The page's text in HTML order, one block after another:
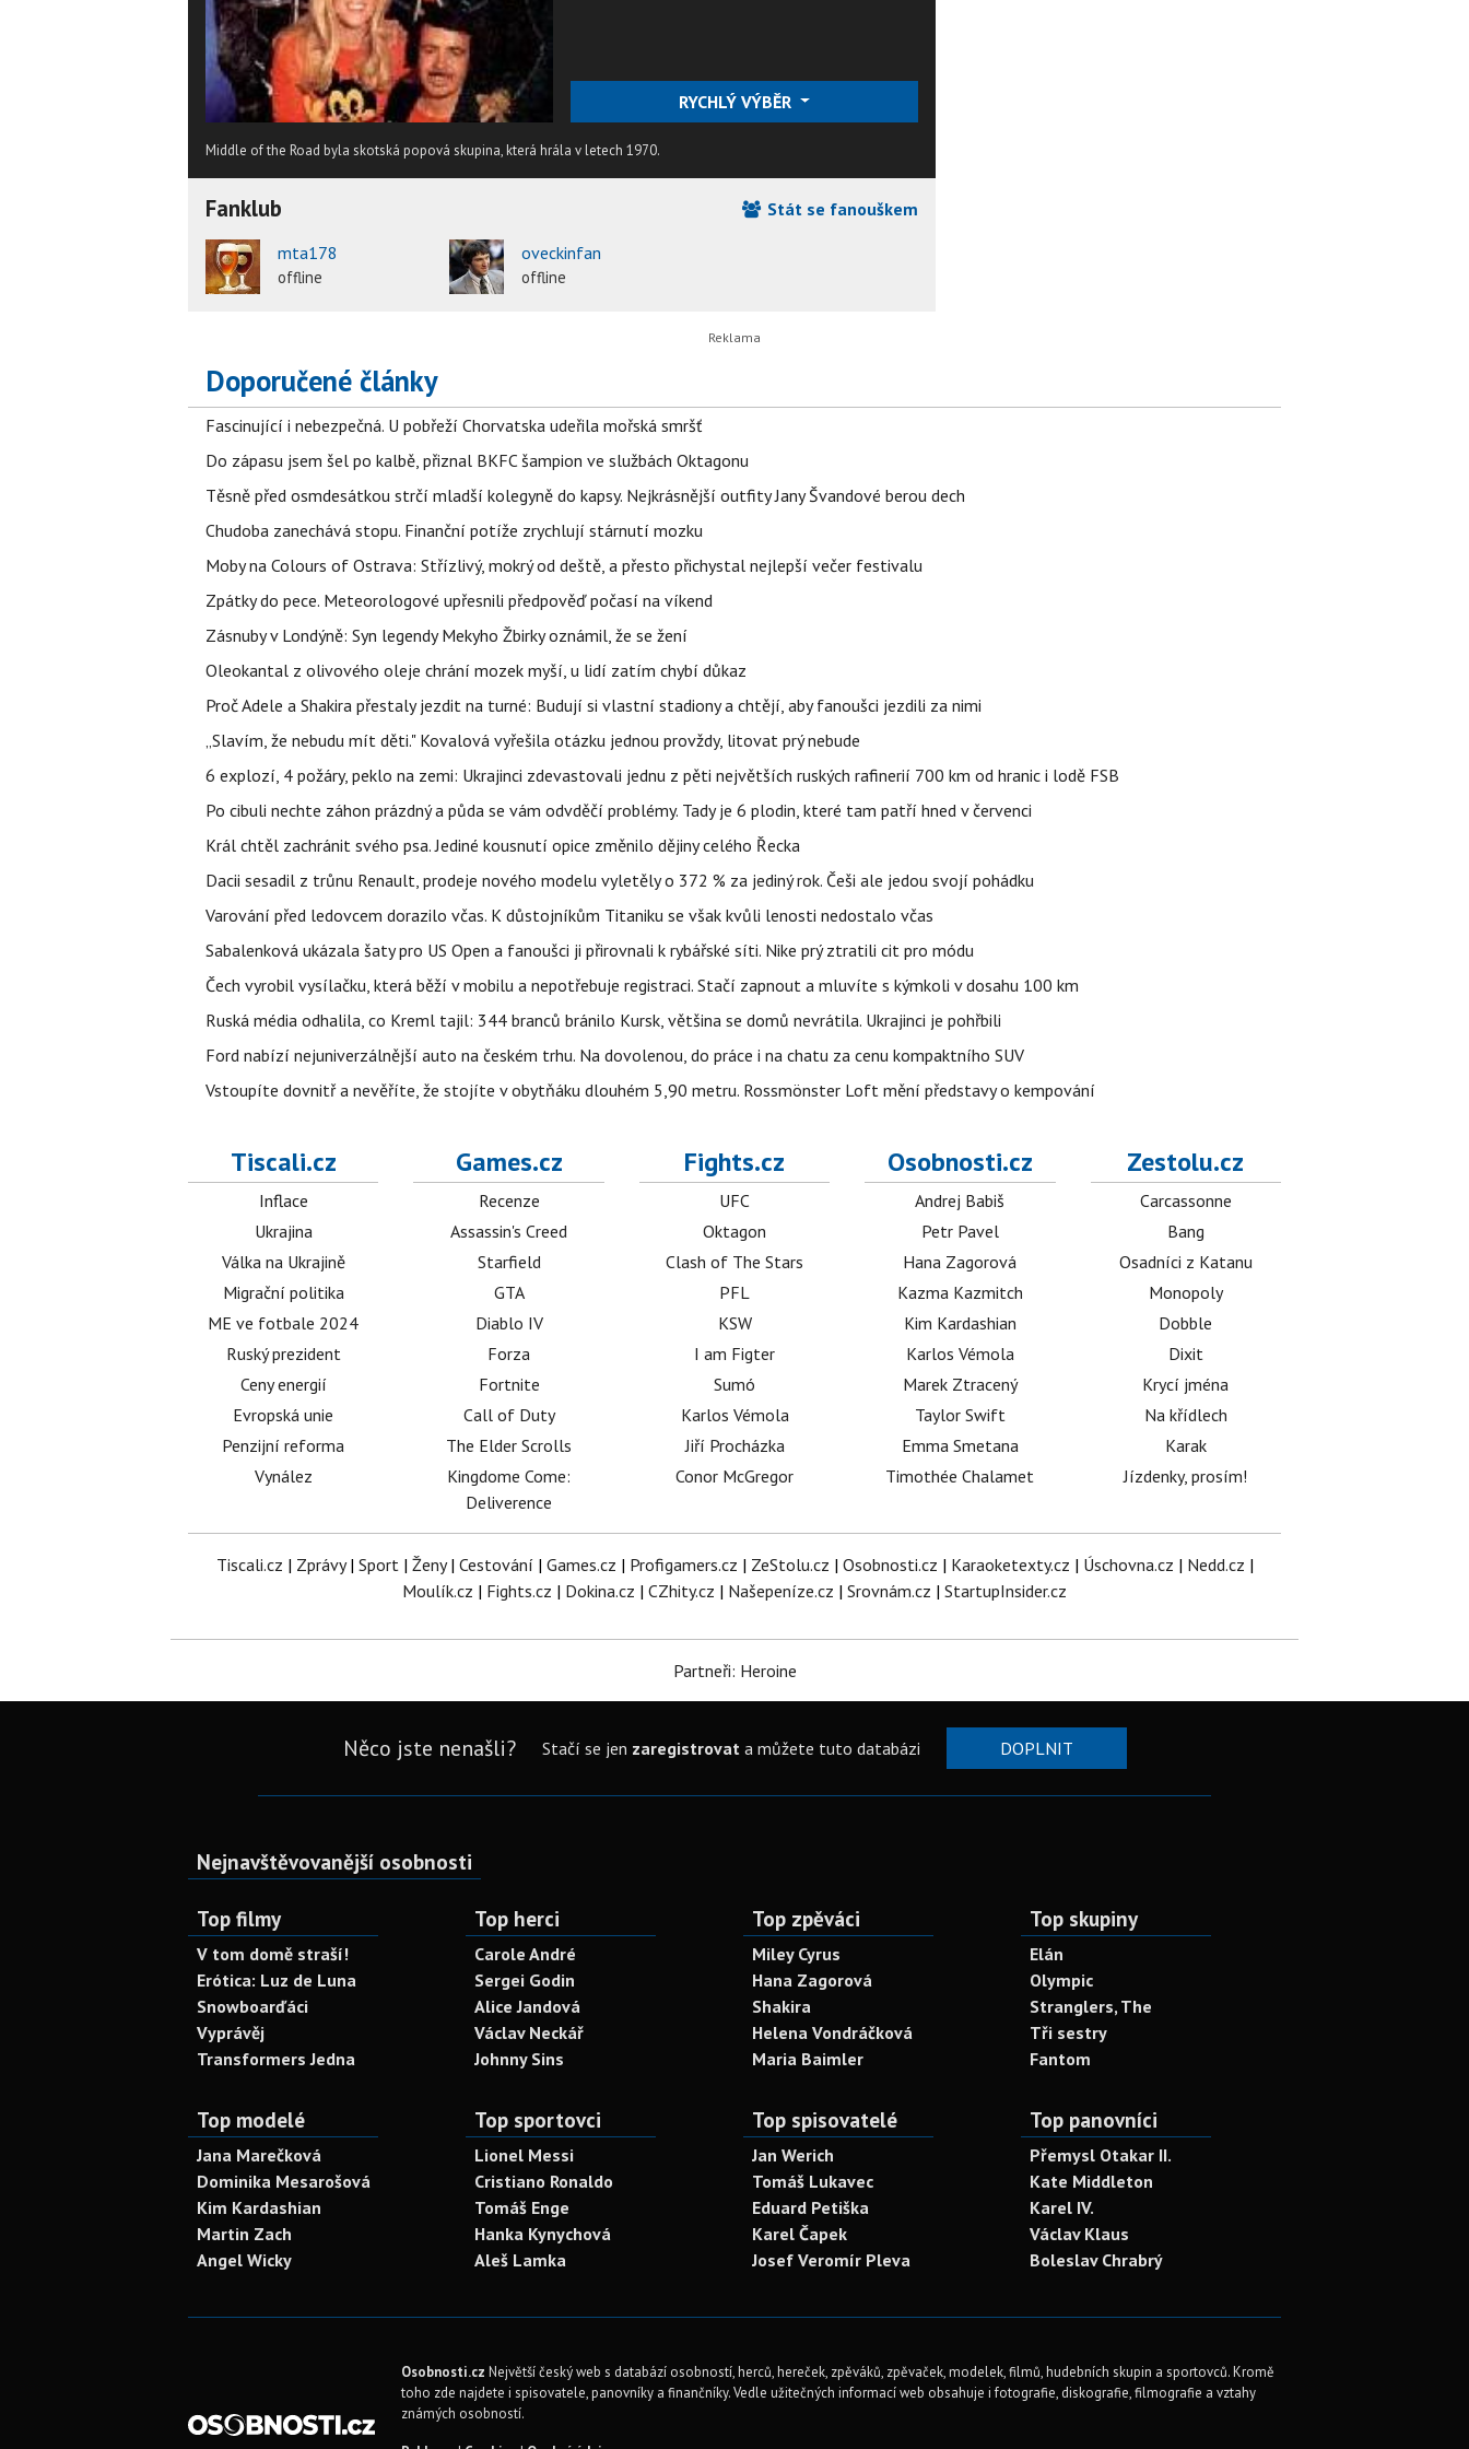
RYCHLÝ VÝBĚR
Middle of the Road byla skotská popová skupina, která hrála v letech 1970.
Fanklub
Stát se fanouškem
mta178
offline
oveckinfan
offline
Doporučené články
Fascinující i nebezpečná. U pobřeží Chorvatska udeřila mořská smršť
Do zápasu jsem šel po kalbě, přiznal BKFC šampion ve službách Oktagonu
Těsně před osmdesátkou strčí mladší kolegyně do kapsy. Nejkrásnější outfity Jany Švandové berou dech
Chudoba zanechává stopu. Finanční potíže zrychlují stárnutí mozku
Moby na Colours of Ostrava: Střízlivý, mokrý od deště, a přesto přichystal nejlepší večer festivalu
Zpátky do pece. Meteorologové upřesnili předpověď počasí na víkend
Zásnuby v Londýně: Syn legendy Mekyho Žbirky oznámil, že se žení
Oleokantal z olivového oleje chrání mozek myší, u lidí zatím chybí důkaz
Proč Adele a Shakira přestaly jezdit na turné: Budují si vlastní stadiony a chtějí, aby fanoušci jezdili za nimi
„Slavím, že nebudu mít děti." Kovalová vyřešila otázku jednou provždy, litovat prý nebude
6 explozí, 4 požáry, peklo na zemi: Ukrajinci zdevastovali jednu z pěti největších ruských rafinerií 700 km od hranic i lodě FSB
Po cibuli nechte záhon prázdný a půda se vám odvděčí problémy. Tady je 6 plodin, které tam patří hned v červenci
Král chtěl zachránit svého psa. Jediné kousnutí opice změnilo dějiny celého Řecka
Dacii sesadil z trůnu Renault, prodeje nového modelu vyletěly o 372 % za jediný rok. Češi ale jedou svojí pohádku
Varování před ledovcem dorazilo včas. K důstojníkům Titaniku se však kvůli lenosti nedostalo včas
Sabalenková ukázala šaty pro US Open a fanoušci ji přirovnali k rybářské síti. Nike prý ztratili cit pro módu
Čech vyrobil vysílačku, která běží v mobilu a nepotřebuje registraci. Stačí zapnout a mluvíte s kýmkoli v dosahu 100 km
Ruská média odhalila, co Kreml tajil: 344 branců bránilo Kursk, většina se domů nevrátila. Ukrajinci je pohřbili
Ford nabízí nejuniverzálnější auto na českém trhu. Na dovolenou, do práce i na chatu za cenu kompaktního SUV
Vstoupíte dovnitř a nevěříte, že stojíte v obytňáku dlouhém 5,90 metru. Rossmönster Loft mění představy o kempování
Tiscali.cz
Inflace
Ukrajina
Válka na Ukrajině
Migrační politika
ME ve fotbale 2024
Ruský prezident
Ceny energií
Evropská unie
Penzijní reforma
Vynález
Games.cz
Recenze
Assassin's Creed
Starfield
GTA
Diablo IV
Forza
Fortnite
Call of Duty
The Elder Scrolls
Kingdome Come:
Deliverence
Fights.cz
UFC
Oktagon
Clash of The Stars
PFL
KSW
I am Figter
Sumó
Karlos Vémola
Jiří Procházka
Conor McGregor
Osobnosti.cz
Andrej Babiš
Petr Pavel
Hana Zagorová
Kazma Kazmitch
Kim Kardashian
Karlos Vémola
Marek Ztracený
Taylor Swift
Emma Smetana
Timothée Chalamet
Zestolu.cz
Carcassonne
Bang
Osadníci z Katanu
Monopoly
Dobble
Dixit
Krycí jména
Na křídlech
Karak
Jízdenky, prosím!
Tiscali.cz | Zprávy| Sport| Ženy| Cestování | Games.cz | Profigamers.cz | ZeStolu.cz | Osobnosti.cz | Karaoketexty.cz | Úschovna.cz | Nedd.cz |
Moulík.cz | Fights.cz | Dokina.cz | CZhity.cz | Našepeníze.cz | Srovnám.cz | StartupInsider.cz
Partneři: Heroine
Něco jste nenašli? Stačí se jen zaregistrovata můžete tuto databázi DOPLNIT
Nejnavštěvovanější osobnosti
Top filmy
V tom domě straší!
Erótica: Luz de Luna
Snowboarďáci
Vyprávěj
Transformers Jedna
Top herci
Carole André
Sergei Godin
Alice Jandová
Václav Neckář
Johnny Sins
Top zpěváci
Miley Cyrus
Hana Zagorová
Shakira
Helena Vondráčková
Maria Baimler
Top skupiny
Elán
Olympic
Stranglers, The
Tři sestry
Fantom
Top modelé
Jana Marečková
Dominika Mesarošová
Kim Kardashian
Martin Zach
Angel Wicky
Top sportovci
Lionel Messi
Cristiano Ronaldo
Tomáš Enge
Hanka Kynychová
Aleš Lamka
Top spisovatelé
Jan Werich
Tomáš Lukavec
Eduard Petiška
Karel Čapek
Josef Veromír Pleva
Top panovníci
Přemysl Otakar II.
Kate Middleton
Karel IV.
Václav Klaus
Boleslav Chrabrý
Osobnosti.cz Největší český web s databází osobností, herců, hereček, zpěváků, zpěvaček, modelek, filmů, hudebních skupin a sportovců. Kromě
toho zde najdete i spisovatele, panovníky a finančníky. Vedle užitečných informací web obsahuje i fotografie, diskografie, filmografie a vztahy
známých osobností.